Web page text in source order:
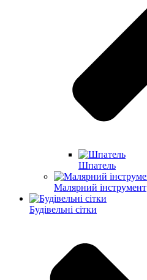
Шпатель
Малярний інструмент
Будівельні сітки